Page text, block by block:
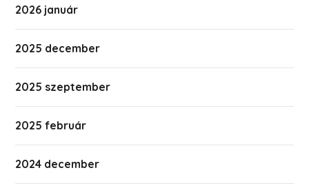
2026 január
2025 december
2025 szeptember
2025 február
2024 december